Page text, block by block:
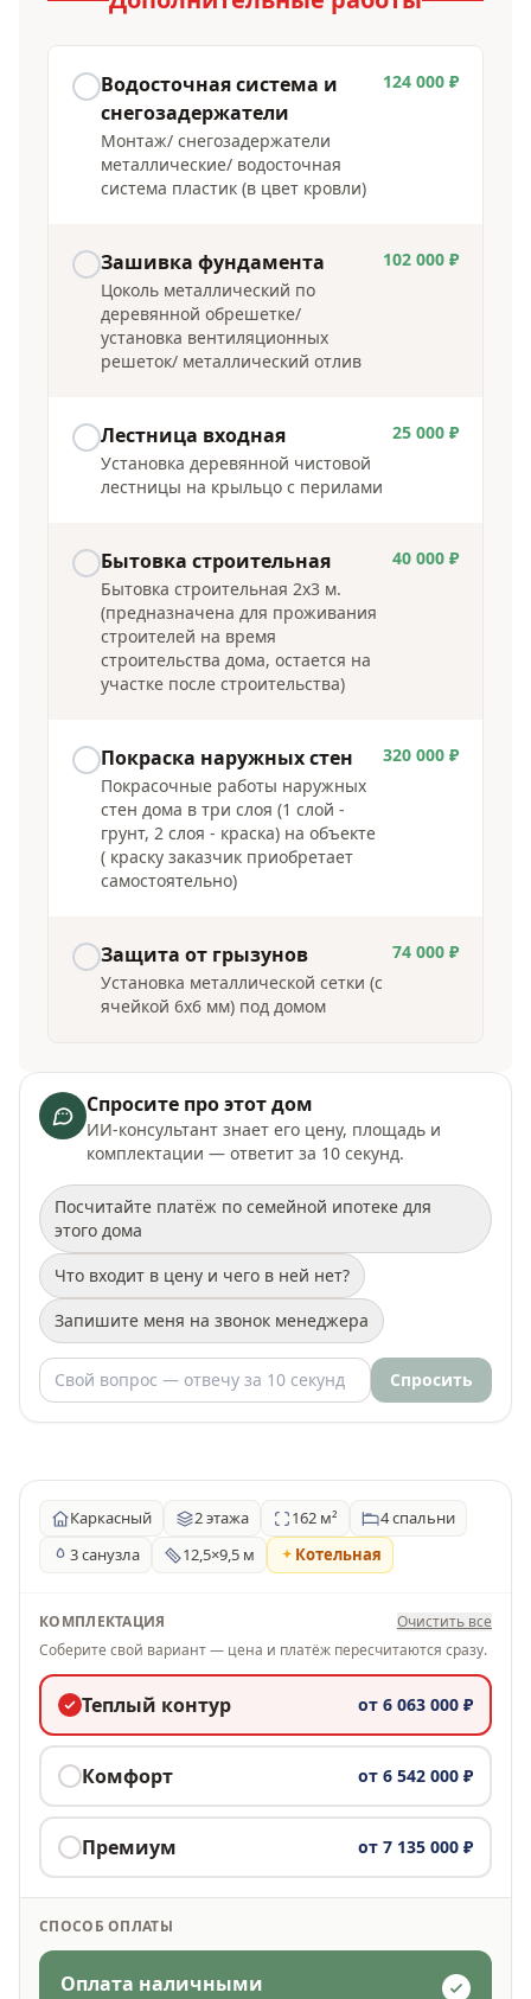
Водосточная система и
снегозадержатели
Монтаж/ снегозадержатели
металлические/ водосточная
система пластик (в цвет кровли)
124 000 ₽
Зашивка фундамента
Цоколь металлический по
деревянной обрешетке/
установка вентиляционных
решеток/ металлический отлив
102 000 ₽
Лестница входная
Установка деревянной чистовой
лестницы на крыльцо с перилами
25 000 ₽
Бытовка строительная
Бытовка строительная 2х3 м.
(предназначена для проживания
строителей на время
строительства дома, остается на
участке после строительства)
40 000 ₽
Покраска наружных стен
Покрасочные работы наружных
стен дома в три слоя (1 слой -
грунт, 2 слоя - краска) на объекте
( краску заказчик приобретает
самостоятельно)
320 000 ₽
Защита от грызунов
Установка металлической сетки (с
ячейкой 6х6 мм) под домом
74 000 ₽
Спросите про этот дом
ИИ-консультант знает его цену, площадь и
комплектации — ответит за 10 секунд.
Посчитайте платёж по семейной ипотеке для
этого дома
Что входит в цену и чего в ней нет?
Запишите меня на звонок менеджера
Спросить
Каркасный 2 этажа 162 м²
4 спальни
3 санузла
12,5×9,5 м Котельная
КОМПЛЕКТАЦИЯ
Очистить все
Соберите свой вариант — цена и платёж пересчитаются сразу.
Теплый контур от 6 063 000 ₽
Комфорт от 6 542 000 ₽
Премиум от 7 135 000 ₽
СПОСОБ ОПЛАТЫ
Оплата наличными